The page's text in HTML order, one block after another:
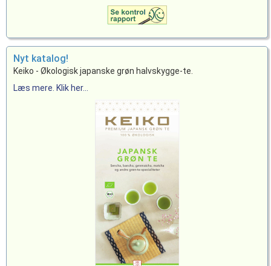
Nyt katalog!
Keiko - Økologisk japanske grøn halvskygge-te.
Læs mere. Klik her...